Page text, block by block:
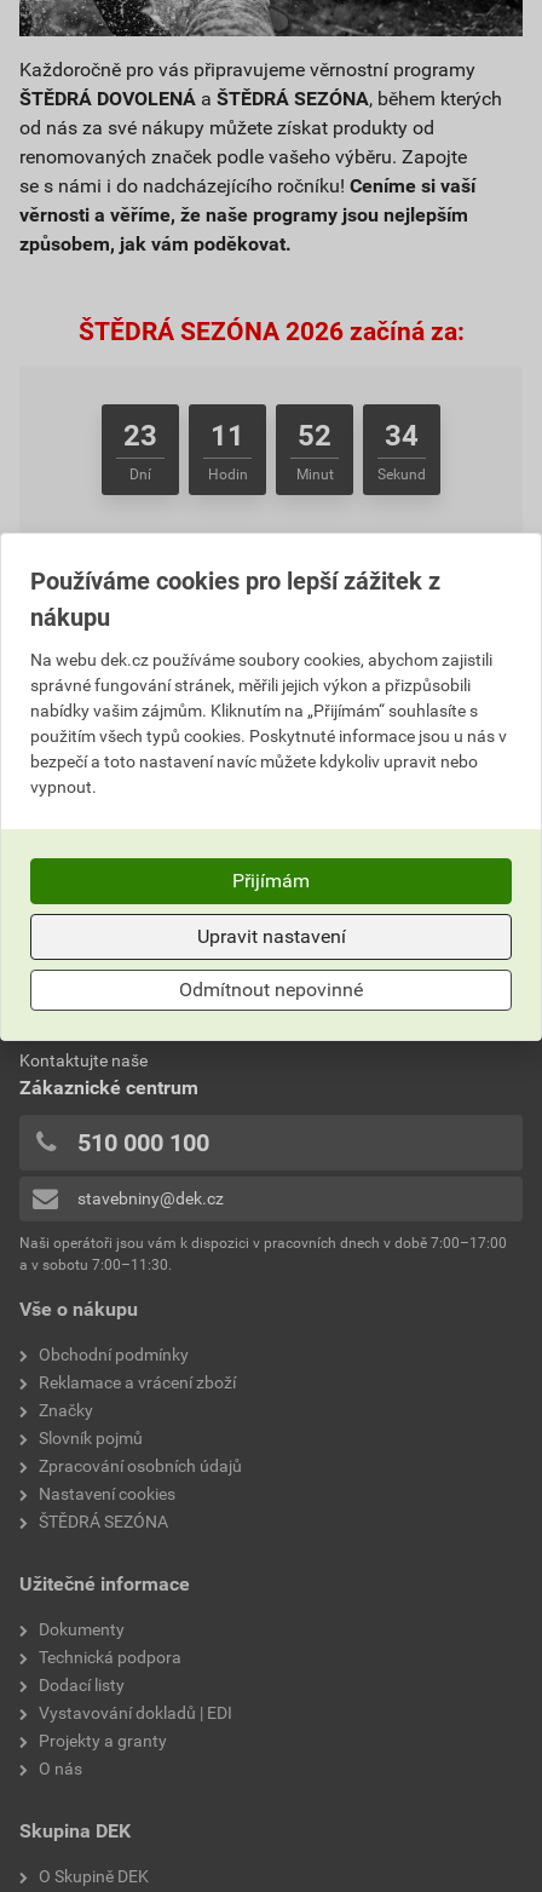
Každoročně pro vás připravujeme věrnostní programy
ŠTĚDRÁ DOVOLENÁ a ŠTĚDRÁ SEZÓNA, během kterých
od nás za své nákupy můžete získat produkty od
renomovaných značek podle vašeho výběru. Zapojte
se s námi i do nadcházejícího ročníku! Ceníme si vaší
věrnosti a věříme, že naše programy jsou nejlepším
způsobem, jak vám poděkovat.
ŠTĚDRÁ SEZÓNA 2026 začíná za:
23
Dní
11
Hodin
52
Minut
34
Sekund
NA ÚVODNÍ STRÁNKU
V případě, že potřebujete reklamovat některý z produktů
z věrnostního programu ŠTĚDRÁ SEZÓNA nebo ŠTĚDRÁ
DOVOLENÁ, postupujte, prosím, dle návodu uvedeného
zde.
Vše o nákupu
Obchodní podmínky
Reklamace a vrácení zboží
Značky
Slovník pojmů
Zpracování osobních údajů
Nastavení cookies
ŠTĚDRÁ SEZÓNA
Užitečné informace
Dokumenty
Technická podpora
Dodací listy
Vystavování dokladů | EDI
Projekty a granty
O nás
Skupina DEK
O Skupině DEK
Nevíte si rady?
Často kladené otázky
Kontaktujte naše
Zákaznické centrum
510 000 100
stavebniny@dek.cz
Naši operátoři jsou vám k dispozici v pracovních dnech v době 7:00–17:00
a v sobotu 7:00–11:30.
Používáme cookies pro lepší zážitek z
nákupu
Na webu dek.cz používáme soubory cookies, abychom zajistili
správné fungování stránek, měřili jejich výkon a přizpůsobili
nabídky vašim zájmům. Kliknutím na „Přijímám“ souhlasíte s
použitím všech typů cookies. Poskytnuté informace jsou u nás v
bezpečí a toto nastavení navíc můžete kdykoliv upravit nebo
vypnout.
Přijímám
Upravit nastavení
Odmítnout nepovinné